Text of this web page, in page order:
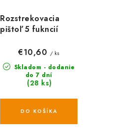
Rozstrekovacia
pištoľ 5 fukncií
EN4T, WHITE LINE
Skladom - dodanie
do 7 dní
(28 ks)
€10,60 / ks
DO KOŠÍKA